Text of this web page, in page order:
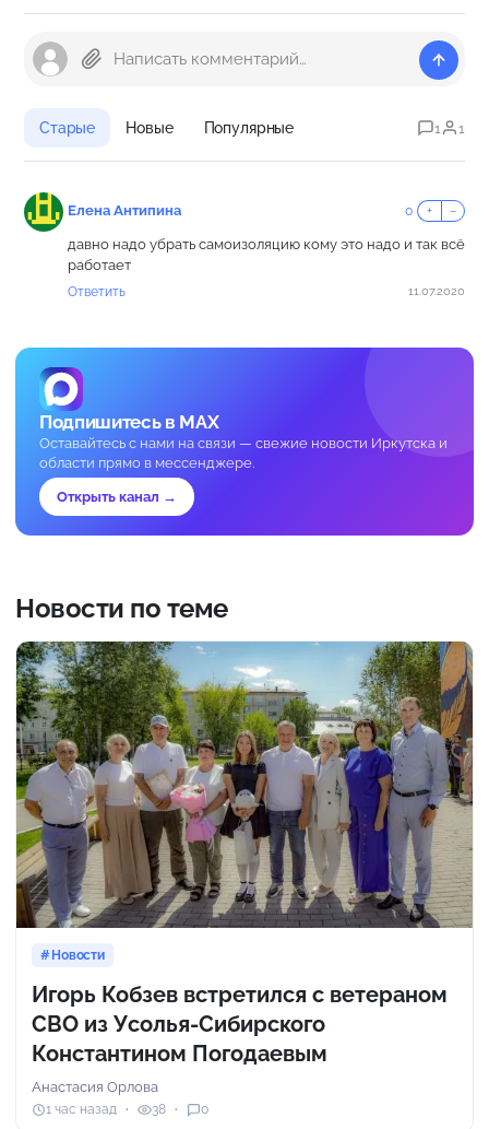
Старые Новые Популярные 1 1
Елена Антипина 0 + −
давно надо убрать самоизоляцию кому это надо и так всё
работает
Ответить 11.07.2020
Подпишитесь в MAX
Оставайтесь с нами на связи — свежие новости Иркутска и
области прямо в мессенджере.
Открыть канал →
Новости по теме
Новости
Игорь Кобзев встретился с ветераном
СВО из Усолья-Сибирского
Константином Погодаевым
Анастасия Орлова
1 час назад 38 0